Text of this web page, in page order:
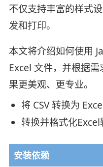
不仅支持丰富的样式
发和打印。
本文将介绍如何使用
Excel 文件，并根据
果更美观、更专业。
将 CSV 转换为
转换并格式化
安装依赖